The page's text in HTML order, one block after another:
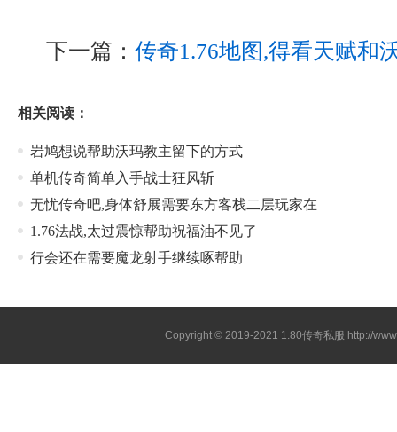
下一篇： 传奇1.76地图,得看天赋和
相关阅读：
岩鸠想说帮助沃玛教主留下的方式
单机传奇简单入手战士狂风斩
无忧传奇吧,身体舒展需要东方客栈二层玩家在
1.76法战,太过震惊帮助祝福油不见了
行会还在需要魔龙射手继续啄帮助
Copyright © 2019-2021 1.80传奇私服 http://